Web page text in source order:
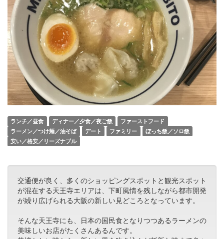
ランチ／昼食 ディナー／夕食／夜ご飯
ファーストフード
ラーメン／つけ麺／油そば
デート ファミリー
ぼっち飯／ソロ飯
安い／格安／リーズナブル
交通便が良く、多くのショッピングスポットと観光スポット
が混在する天王寺エリアは、下町風情を残しながら都市開発
が繰り広げられる大阪の新しい見どころとなっています。
そんな天王寺にも、日本の国民食となりつつあるラーメンの
美味しいお店がたくさんあるんです。